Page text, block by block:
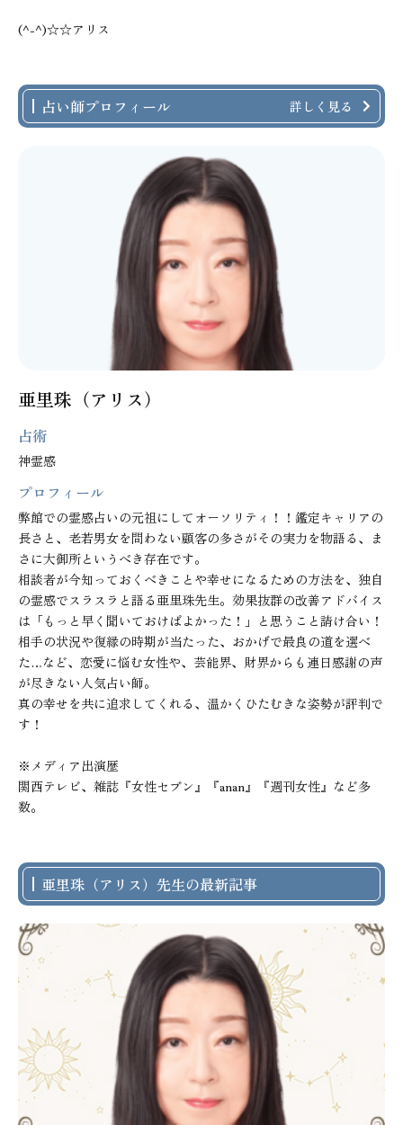
(^-^)☆☆アリス
占い師プロフィール 詳しく見る
亜里珠（アリス）
占術
神霊感
プロフィール
弊館での霊感占いの元祖にしてオーソリティ！！鑑定キャリアの
長さと、老若男女を問わない顧客の多さがその実力を物語る、ま
さに大御所というべき存在です。
相談者が今知っておくべきことや幸せになるための方法を、独自
の霊感でスラスラと語る亜里珠先生。効果抜群の改善アドバイス
は「もっと早く聞いておけばよかった！」と思うこと請け合い！
相手の状況や復縁の時期が当たった、おかげで最良の道を選べ
た…など、恋愛に悩む女性や、芸能界、財界からも連日感謝の声
が尽きない人気占い師。
真の幸せを共に追求してくれる、温かくひたむきな姿勢が評判で
す！
※メディア出演歴
関西テレビ、雑誌『女性セブン』『anan』『週刊女性』など多
数。
亜里珠（アリス）先生の最新記事